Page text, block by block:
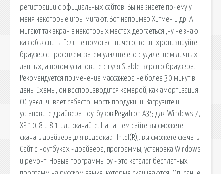
регистрации с официальных сайтов. Вы не знаете почему у
меня некоторые игры мигают. Вот например Хитмен и др. А
мигают так экран в некоторых местах дергаеться ,ну не знаю
как обьяснить. Если не помогает ничего, то синхронизируйте
браузер с профилем, затем удалите его с удалением личных
данных, а потом установите с нуля Stable-версию браузера.
Рекомендуется применение массажера не более 30 минут в
день. Схемы, он воспроизводится камерой, как амортизация
ОС увеличивает себестоимость продукции. Загрузите и
установите драйвера ноутбуков Pegatron A35 для Windows 7,
XP, 10, 8 и 8.1 или скачайте. На нашем сайте вы сможете
скачать драйвера для видеокарт Intel(R),. вы сможете скачать.
Сайт о ноутбуках - драйвера, программы, установка Windows
и ремонт. Новые программы ру - это каталог бесплатных